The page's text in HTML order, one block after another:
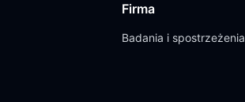
Firma
Badania i spostrzeżenia